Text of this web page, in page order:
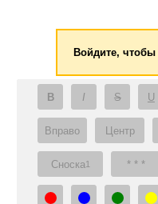
Войдите,
B I S U
Вправо Центр
Сноска1 * * *